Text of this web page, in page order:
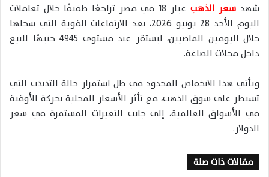
ي
شهد سعر الذهب
عيار 18 في مصر تراجعًا طفيفًا خلال تعاملات
اليوم الأحد 28 يونيو 2026، بعد الارتفاعات القوية التي سجلها
خلال اليومين الماضيين، ليستقر عند مستوى 4945 جنيهًا للبيع
داخل محلات الصاغة.
ويأتي هذا الانخفاض المحدود في ظل استمرار حالة التذبذب التي
تسيطر على سوق الذهب، مع تأثر الأسعار المحلية بحركة الأوقية
في الأسواق العالمية، إلى جانب التغيرات المستمرة في سعر
الدولار.
مقالات ذات صلة